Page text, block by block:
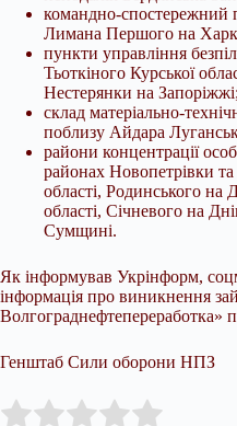
командно-спостережний
Лимана Першого на
пункти управлiння
Тьоткiного Курської
Нестерянки на
склад матерiально-
поблизу Айдара
райони концентрацiї
районах Новопетрівки та
області, Родинського на
областi, Січневого на
Сумщині.
Як інформував Укрінформ,
інформація про виникнення
Волгограднефтепереработка»
Генштаб Сили оборони НПЗ
Rate this item: